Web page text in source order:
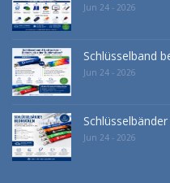
Jun 24 - 2026
Schlüsselband
Jun 24 - 2026
Jun 24 - 2026